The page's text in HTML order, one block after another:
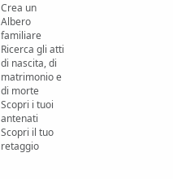
Crea un
Albero
familiare
Ricerca gli atti
di nascita, di
matrimonio e
di morte
Scopri i tuoi
antenati
Scopri il tuo
retaggio